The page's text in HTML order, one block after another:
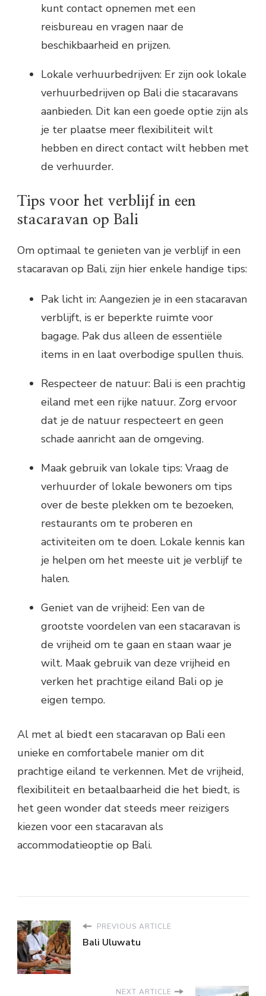
kunt contact opnemen met een
reisbureau en vragen naar de
beschikbaarheid en prijzen.
Lokale verhuurbedrijven: Er zijn ook lokale
verhuurbedrijven op Bali die stacaravans
aanbieden. Dit kan een goede optie zijn als
je ter plaatse meer flexibiliteit wilt
hebben en direct contact wilt hebben met
de verhuurder.
Tips voor het verblijf in een
stacaravan op Bali
Om optimaal te genieten van je verblijf in een
stacaravan op Bali, zijn hier enkele handige tips:
Pak licht in: Aangezien je in een stacaravan
verblijft, is er beperkte ruimte voor
bagage. Pak dus alleen de essentiële
items in en laat overbodige spullen thuis.
Respecteer de natuur: Bali is een prachtig
eiland met een rijke natuur. Zorg ervoor
dat je de natuur respecteert en geen
schade aanricht aan de omgeving.
Maak gebruik van lokale tips: Vraag de
verhuurder of lokale bewoners om tips
over de beste plekken om te bezoeken,
restaurants om te proberen en
activiteiten om te doen. Lokale kennis kan
je helpen om het meeste uit je verblijf te
halen.
Geniet van de vrijheid: Een van de
grootste voordelen van een stacaravan is
de vrijheid om te gaan en staan waar je
wilt. Maak gebruik van deze vrijheid en
verken het prachtige eiland Bali op je
eigen tempo.
Al met al biedt een stacaravan op Bali een
unieke en comfortabele manier om dit
prachtige eiland te verkennen. Met de vrijheid,
flexibiliteit en betaalbaarheid die het biedt, is
het geen wonder dat steeds meer reizigers
kiezen voor een stacaravan als
accommodatieoptie op Bali.
PREVIOUS ARTICLE
Bali Uluwatu
NEXT ARTICLE